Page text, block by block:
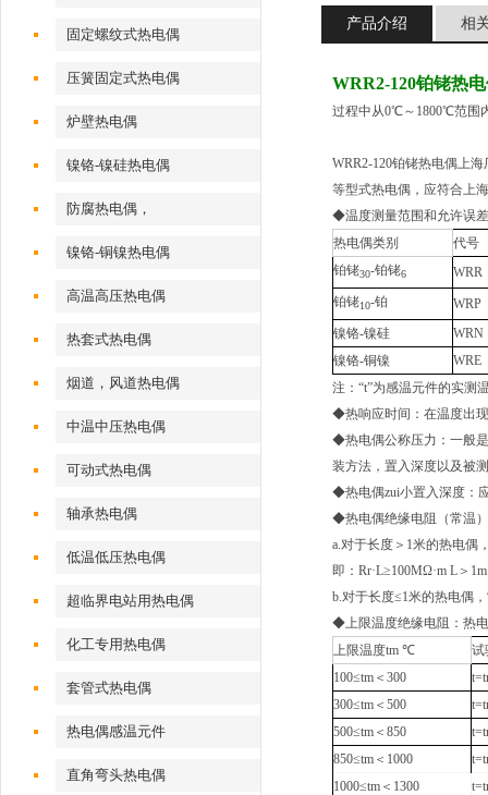
固定螺纹式热电偶
压簧固定式热电偶
炉壁热电偶
镍铬-镍硅热电偶
防腐热电偶，
镍铬-铜镍热电偶
高温高压热电偶
热套式热电偶
烟道，风道热电偶
中温中压热电偶
可动式热电偶
轴承热电偶
低温低压热电偶
超临界电站用热电偶
化工专用热电偶
套管式热电偶
热电偶感温元件
直角弯头热电偶
产品介绍 相
WRR2-120铂铑热
过程中从0℃～1800℃范围
WRR2-120铂铑热电偶上
等型式热电偶，应符合上
◆温度测量范围和允许误差
热电偶类别
代号
铂铑30-铂铑6
WRR
铂铑10-铂
WRP
镍铬-镍硅
WRN
镍铬-铜镍
WRE
注：“t”为感温元件的实测
◆热响应时间：在温度出
◆热电偶公称压力：一般
装方法，置入深度以及被
◆热电偶zui小置入深度：
◆热电偶绝缘电阻（常温
a.对于长度＞1米的热电偶
即：Rr·L≥100MΩ·m L＞
b.对于长度≤1米的热电偶
◆上限温度绝缘电阻：热
上限温度tm ℃
100≤tm＜300
300≤tm＜500
500≤tm＜850
850≤tm＜1000
1000≤tm＜1300